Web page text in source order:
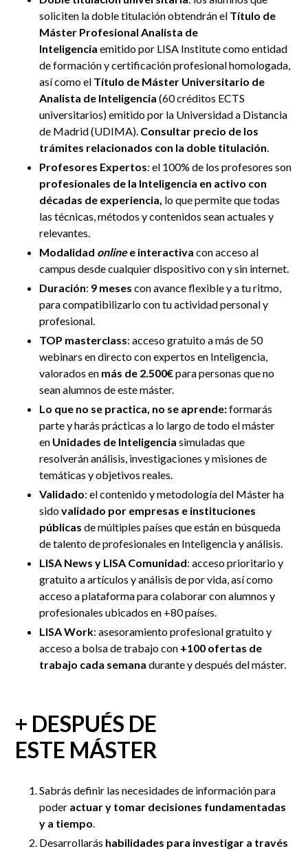
soliciten la doble titulación obtendrán el Título de
Máster Profesional Analista de
Inteligencia emitido por LISA Institute como entidad
de formación y certificación profesional homologada,
así como el Título de Máster Universitario de
Analista de Inteligencia (60 créditos ECTS
universitarios) emitido por la Universidad a Distancia
de Madrid (UDIMA). Consultar precio de los
trámites relacionados con la doble titulación.
Profesores Expertos: el 100% de los profesores son
profesionales de la Inteligencia en activo con
décadas de experiencia, lo que permite que todas
las técnicas, métodos y contenidos sean actuales y
relevantes.
Modalidad onlinee interactiva con acceso al
campus desde cualquier dispositivo con y sin internet.
Duración: 9 meses con avance flexible y a tu ritmo,
para compatibilizarlo con tu actividad personal y
profesional.
TOP masterclass: acceso gratuito a más de 50
webinars en directo con expertos en Inteligencia,
valorados en más de 2.500€para personas que no
sean alumnos de este máster.
Lo que no se practica, no se aprende:formarás
parte y harás prácticas a lo largo de todo el máster
en Unidades de Inteligencia simuladas que
resolverán análisis, investigaciones y misiones de
temáticas y objetivos reales.
Validado: el contenido y metodología del Máster ha
sidovalidado por empresas e instituciones
públicas de múltiples países que están en búsqueda
de talento de profesionales en Inteligencia y análisis.
LISA News y LISA Comunidad: acceso prioritario y
gratuito a artículos y análisis de por vida, así como
acceso a plataforma para colaborar con alumnos y
profesionales ubicados en +80 países.
LISA Work: asesoramiento profesional gratuito y
acceso a bolsa de trabajo con +100 ofertas de
trabajo cada semana durante y después del máster.
+ DESPUÉS DE
ESTE MÁSTER
Sabrás definir las necesidades de información para
poder actuar y tomar decisiones fundamentadas
y a tiempo
Desarrollarás habilidades para investigar a través